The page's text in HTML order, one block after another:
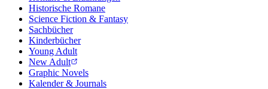
Historische Romane
Science Fiction & Fantasy
Sachbücher
Kinderbücher
Young Adult
New Adult
Graphic Novels
Kalender & Journals